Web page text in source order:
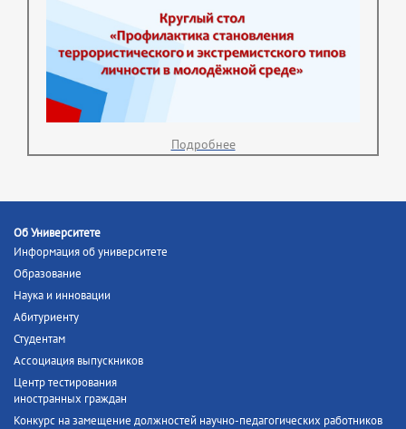
Подробнее
Об Университете
Информация об университете
Образование
Наука и инновации
Абитуриенту
Студентам
Ассоциация выпускников
Центр тестирования
иностранных граждан
Конкурс на замещение должностей научно-педагогических работников